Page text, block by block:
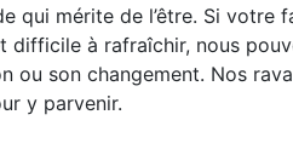
qui mérite de l’être. Si votre
difficile à rafraîchir, nous
ou son changement. Nos
y parvenir.